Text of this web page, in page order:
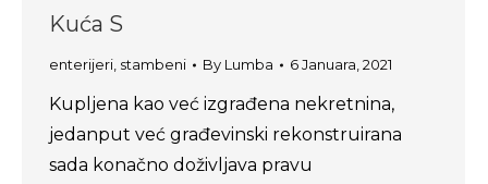
Kuća S
enterijeri stambeni By Lumba 6 Januara, 2021
Kupljena kao već izgrađena nekretnina,
jedanput već građevinski rekonstruirana
sada konačno doživljava pravu